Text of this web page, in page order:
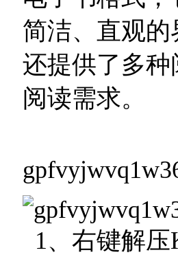
简洁、直观
还提供了多
阅读需求。
1、右键解压